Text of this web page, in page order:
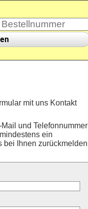
mit uns Kontakt
und Telefonnummer
ein
bei Ihnen zurückmelden